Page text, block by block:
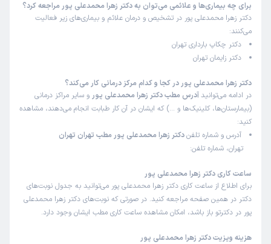
برای چه بیماری‌ها و علائمی می‌توان به دکتر زهرا محمدعلی پور مراجعه کرد؟
دکتر زهرا محمدعلی پور در تشخیص و درمان علائم و بیماری‌های زیر فعالیت
می‌کنند:
دکتر چکاپ بارداری تهران
دکتر زایمان تهران
دکتر زهرا محمدعلی پور در کجا و کدام مرکز درمانی کار می‌کند؟
در ادامه می‌توانید آدرس مطب دکتر زهرا محمدعلی پور و سایر مراکز درمانی
(بیمارستان‌ها، کلینیک‌ها و …) که ایشان در آن کار طبابت انجام می‌دهند، مشاهده
کنید:
آدرس و شماره تلفندکتر زهرا محمدعلی پور مطب تهران تهران
تهران، شماره تلفن:
ساعت کاری دکتر زهرا محمدعلی پور
برای اطلاع از ساعت کاری دکتر زهرا محمدعلی پور می‌توانید به جدول نوبت‌های
دکتر در همین صفحه مراجعه کنید. در صورتی که نوبت‌های دکتر زهرا محمدعلی
پور در دکترتو باز باشد، امکان مشاهده ساعت کاری مطب ایشان وجود دارد.
هزینه ویزیت دکتر زهرا محمدعلی پور